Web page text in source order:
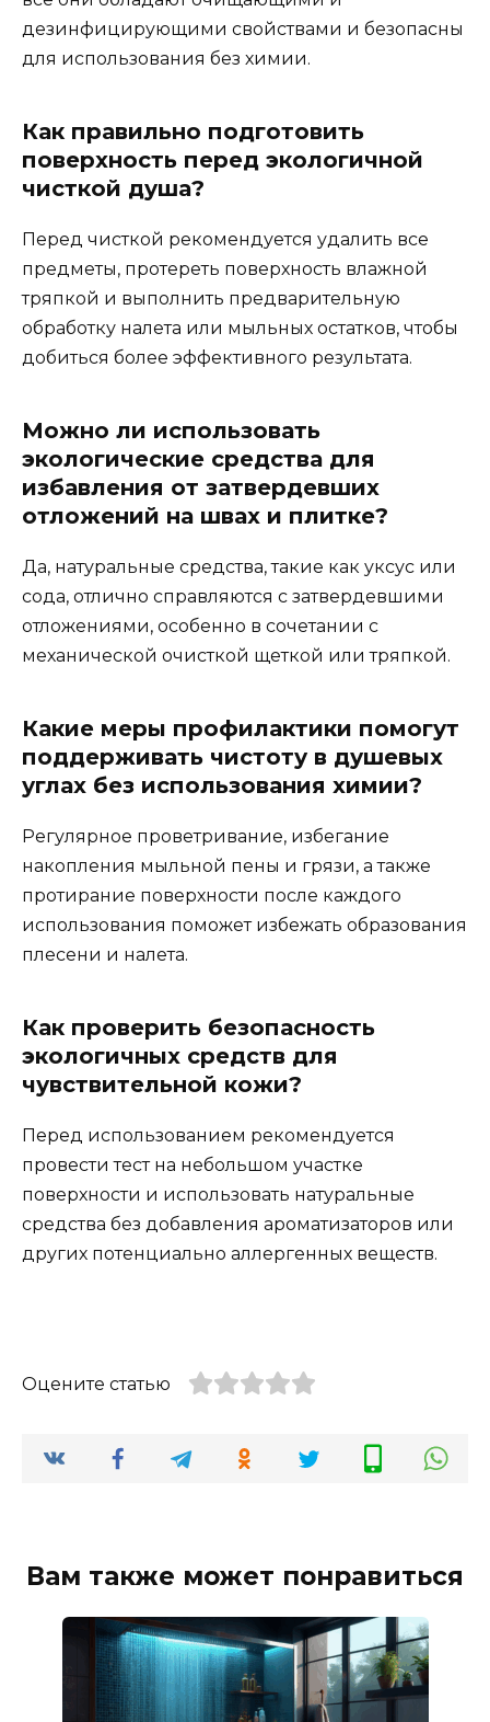
дезинфицирующими свойствами и безопасны
для использования без химии.
Как правильно подготовить
поверхность перед экологичной
чисткой душа?
Перед чисткой рекомендуется удалить все
предметы, протереть поверхность влажной
тряпкой и выполнить предварительную
обработку налета или мыльных остатков, чтобы
добиться более эффективного результата.
Можно ли использовать
экологические средства для
избавления от затвердевших
отложений на швах и плитке?
Да, натуральные средства, такие как уксус или
сода, отлично справляются с затвердевшими
отложениями, особенно в сочетании с
механической очисткой щеткой или тряпкой.
Какие меры профилактики помогут
поддерживать чистоту в душевых
углах без использования химии?
Регулярное проветривание, избегание
накопления мыльной пены и грязи, а также
протирание поверхности после каждого
использования поможет избежать образования
плесени и налета.
Как проверить безопасность
экологичных средств для
чувствительной кожи?
Перед использованием рекомендуется
провести тест на небольшом участке
поверхности и использовать натуральные
средства без добавления ароматизаторов или
других потенциально аллергенных веществ.
Оцените статью
Вам также может понравиться